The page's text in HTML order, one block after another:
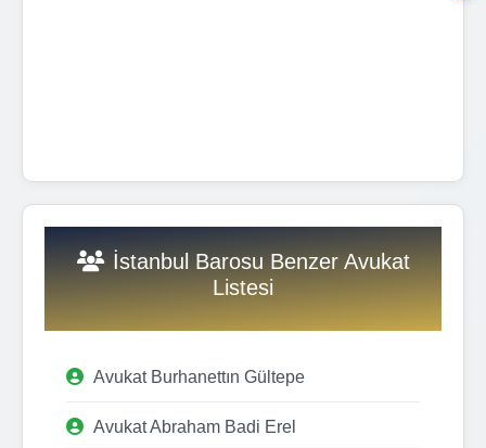
İstanbul Barosu Benzer Avukat
Listesi
Avukat Burhanettın Gültepe
Avukat Abraham Badi Erel